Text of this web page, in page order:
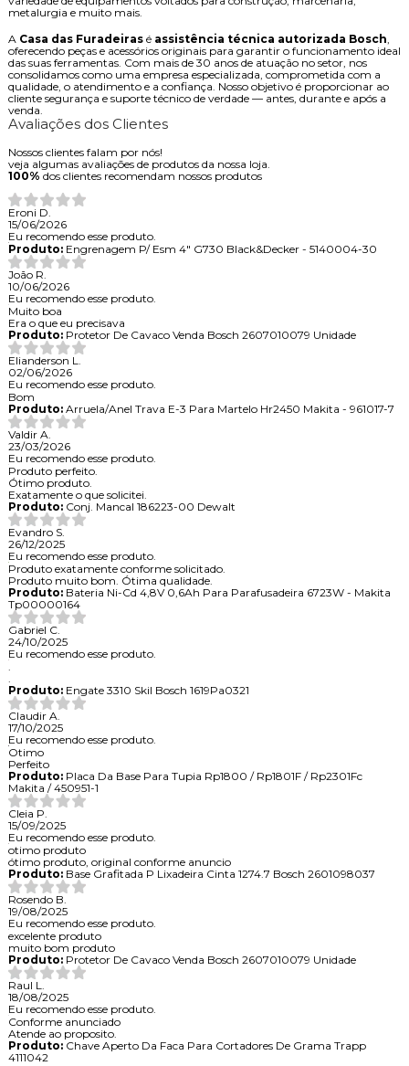
metalurgia e muito mais.
A Casa das Furadeirasé assistência técnica autorizada Bosch,
oferecendo peças e acessórios originais para garantir o funcionamento ideal
das suas ferramentas. Com mais de 30 anos de atuação no setor, nos
consolidamos como uma empresa especializada, comprometida com a
qualidade, o atendimento e a confiança. Nosso objetivo é proporcionar ao
cliente segurança e suporte técnico de verdade — antes, durante e após a
venda.
Avaliações dos Clientes
Nossos clientes falam por nós!
veja algumas avaliações de produtos da nossa loja.
100% dos clientes recomendam nossos produtos
Eroni D.
15/06/2026
Eu recomendo esse produto.
Produto:Engrenagem P/ Esm 4" G730 Black&Decker - 5140004-30
João R.
10/06/2026
Eu recomendo esse produto.
Muito boa
Era o que eu precisava
Produto:Protetor De Cavaco Venda Bosch 2607010079 Unidade
Elianderson L.
02/06/2026
Eu recomendo esse produto.
Bom
Produto:Arruela/Anel Trava E-3 Para Martelo Hr2450 Makita - 961017-7
Valdir A.
23/03/2026
Eu recomendo esse produto.
Produto perfeito.
Ótimo produto.
Exatamente o que solicitei.
Produto:Conj. Mancal 186223-00 Dewalt
Evandro S.
26/12/2025
Eu recomendo esse produto.
Produto exatamente conforme solicitado.
Produto muito bom. Ótima qualidade.
Produto:Bateria Ni-Cd 4,8V 0,6Ah Para Parafusadeira 6723W - Makita
Tp00000164
Gabriel C.
24/10/2025
Eu recomendo esse produto.
.
.
Produto:Engate 3310 Skil Bosch 1619Pa0321
Claudir A.
17/10/2025
Eu recomendo esse produto.
Otimo
Perfeito
Produto:Placa Da Base Para Tupia Rp1800 / Rp1801F / Rp2301Fc
Makita / 450951-1
Cleia P.
15/09/2025
Eu recomendo esse produto.
otimo produto
ótimo produto, original conforme anuncio
Produto:Base Grafitada P Lixadeira Cinta 1274.7 Bosch 2601098037
Rosendo B.
19/08/2025
Eu recomendo esse produto.
excelente produto
muito bom produto
Produto:Protetor De Cavaco Venda Bosch 2607010079 Unidade
Raul L.
18/08/2025
Eu recomendo esse produto.
Conforme anunciado
Atende ao proposito.
Produto:Chave Aperto Da Faca Para Cortadores De Grama Trapp
4111042